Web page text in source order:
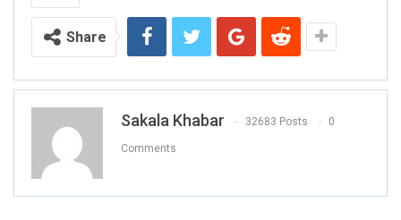
Share
Sakala Khabar 32683 Posts 0
Comments